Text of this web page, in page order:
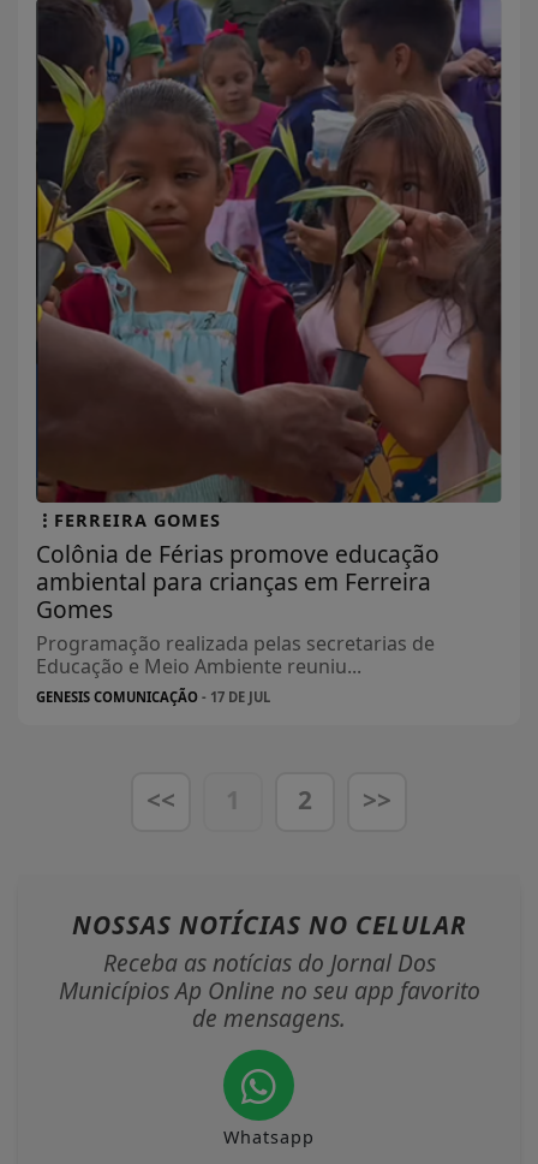
FERREIRA GOMES
Colônia de Férias promove educação
ambiental para crianças em Ferreira
Gomes
Programação realizada pelas secretarias de
Educação e Meio Ambiente reuniu...
GENESIS COMUNICAÇÃO - 17 DE JUL
<< 1 2 >>
NOSSAS NOTÍCIAS NO CELULAR
Receba as notícias do Jornal Dos
Municípios Ap Online no seu app favorito
de mensagens.
Whatsapp